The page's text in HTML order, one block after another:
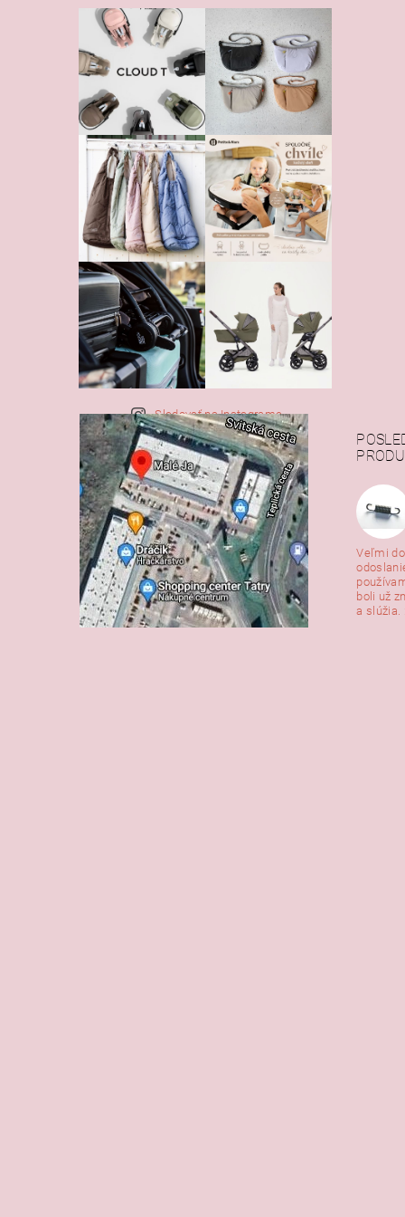
Sledovať na Instagrame
Veľmi
boli už
a slúžia.